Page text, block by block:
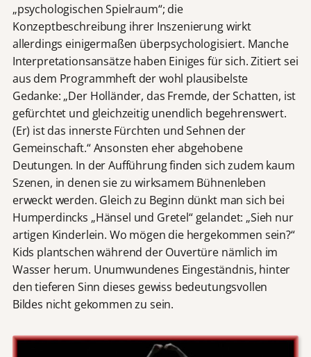
„psychologischen Spielraum“; die
Konzeptbeschreibung ihrer Inszenierung wirkt
allerdings einigermaßen überpsychologisiert. Manche
Interpretationsansätze haben Einiges für sich. Zitiert sei
aus dem Programmheft der wohl plausibelste
Gedanke: „Der Holländer, das Fremde, der Schatten, ist
gefürchtet und gleichzeitig unendlich begehrenswert.
(Er) ist das innerste Fürchten und Sehnen der
Gemeinschaft.“ Ansonsten eher abgehobene
Deutungen. In der Aufführung finden sich zudem kaum
Szenen, in denen sie zu wirksamem Bühnenleben
erweckt werden. Gleich zu Beginn dünkt man sich bei
Humperdincks „Hänsel und Gretel“ gelandet: „Sieh nur
artigen Kinderlein. Wo mögen die hergekommen sein?“
Kids plantschen während der Ouvertüre nämlich im
Wasser herum. Unumwundenes Eingeständnis, hinter
den tieferen Sinn dieses gewiss bedeutungsvollen
Bildes nicht gekommen zu sein.